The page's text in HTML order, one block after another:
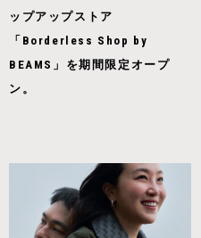
ップアップストア
「Borderless Shop by
BEAMS」を期間限定オープ
ン。